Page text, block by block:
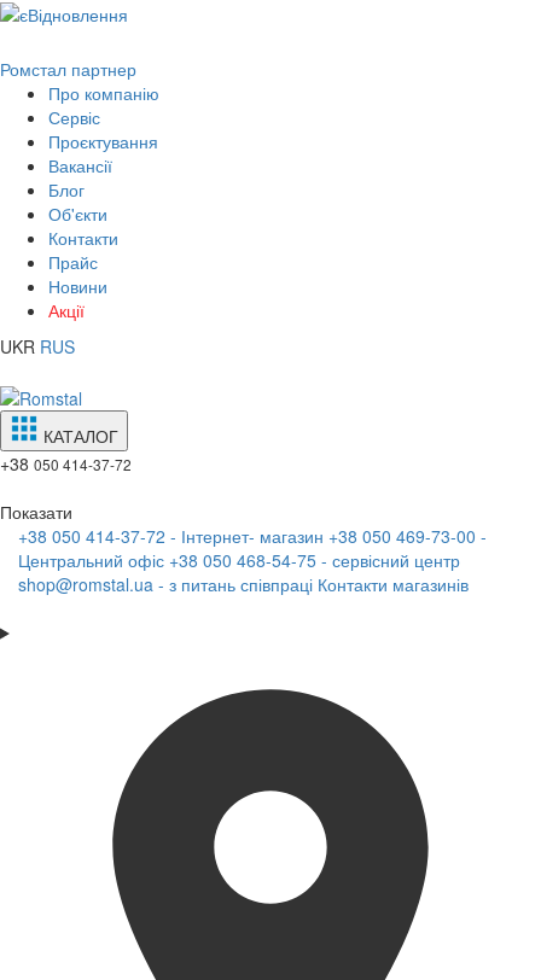
Ромстал партнер
Про компанію
Сервіс
Проєктування
Вакансії
Блог
Об'єкти
Контакти
Прайс
Новини
Акції
UKR RUS
КАТАЛОГ
+38 050 414-37-72
Показати
+38 050 414-37-72 - Інтернет- магазин +38 050 469-73-00 -
Центральний офіс +38 050 468-54-75 - сервісний центр
shop@romstal.ua - з питань співпраці Контакти магазинів